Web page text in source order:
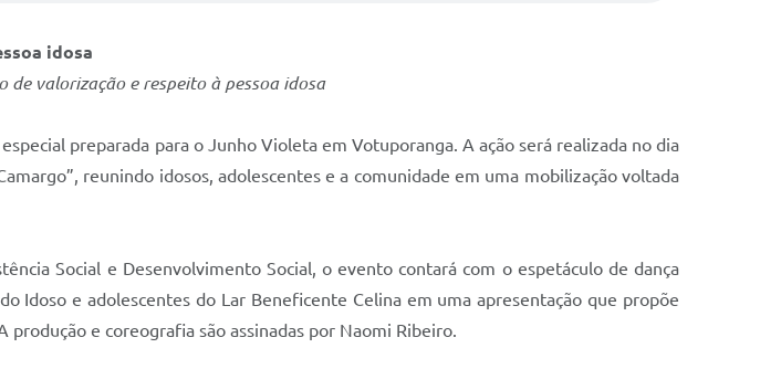
idosa
de valorização e respeito à pessoa idosa
preparada para o Junho Violeta em Votuporanga. A ação será realizada no dia
reunindo idosos, adolescentes e a comunidade em uma mobilização voltada
Social e Desenvolvimento Social, o evento contará com o espetáculo de dança
Idoso e adolescentes do Lar Beneficente Celina em uma apresentação que propõe
e coreografia são assinadas por Naomi Ribeiro.